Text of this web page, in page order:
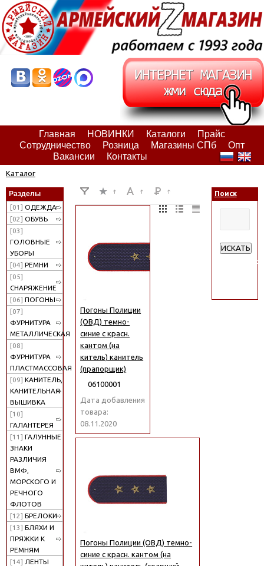
Главная НОВИНКИ Каталоги
Прайс
Сотрудничество
Розница Магазины СПб
Опт
Вакансии
Контакты
Каталог
Разделы
[01] ОДЕЖДА
[02] ОБУВЬ
[03]
ГОЛОВНЫЕ
УБОРЫ
[04] РЕМНИ
[05]
СНАРЯЖЕНИЕ
[06] ПОГОНЫ
[07]
ФУРНИТУРА
МЕТАЛЛИЧЕСКАЯ
[08]
ФУРНИТУРА
ПЛАСТМАССОВАЯ
[09] КАНИТЕЛЬ,
КАНИТЕЛЬНАЯ
ВЫШИВКА
[10]
ГАЛАНТЕРЕЯ
[11] ГАЛУННЫЕ
ЗНАКИ
РАЗЛИЧИЯ
ВМФ,
МОРСКОГО И
РЕЧНОГО
ФЛОТОВ
[12] БРЕЛОКИ
[13] БЛЯХИ И
ПРЯЖКИ К
РЕМНЯМ
[14] ЛЕНТЫ
Погоны Полиции
(ОВД) темно-
синие с красн.
кантом (на
китель) канитель
(прапорщик)
06100001
Дата добавления
товара:
08.11.2020
Погоны Полиции (ОВД) темно-
синие с красн. кантом (на
Поиск
ИСКАТЬ